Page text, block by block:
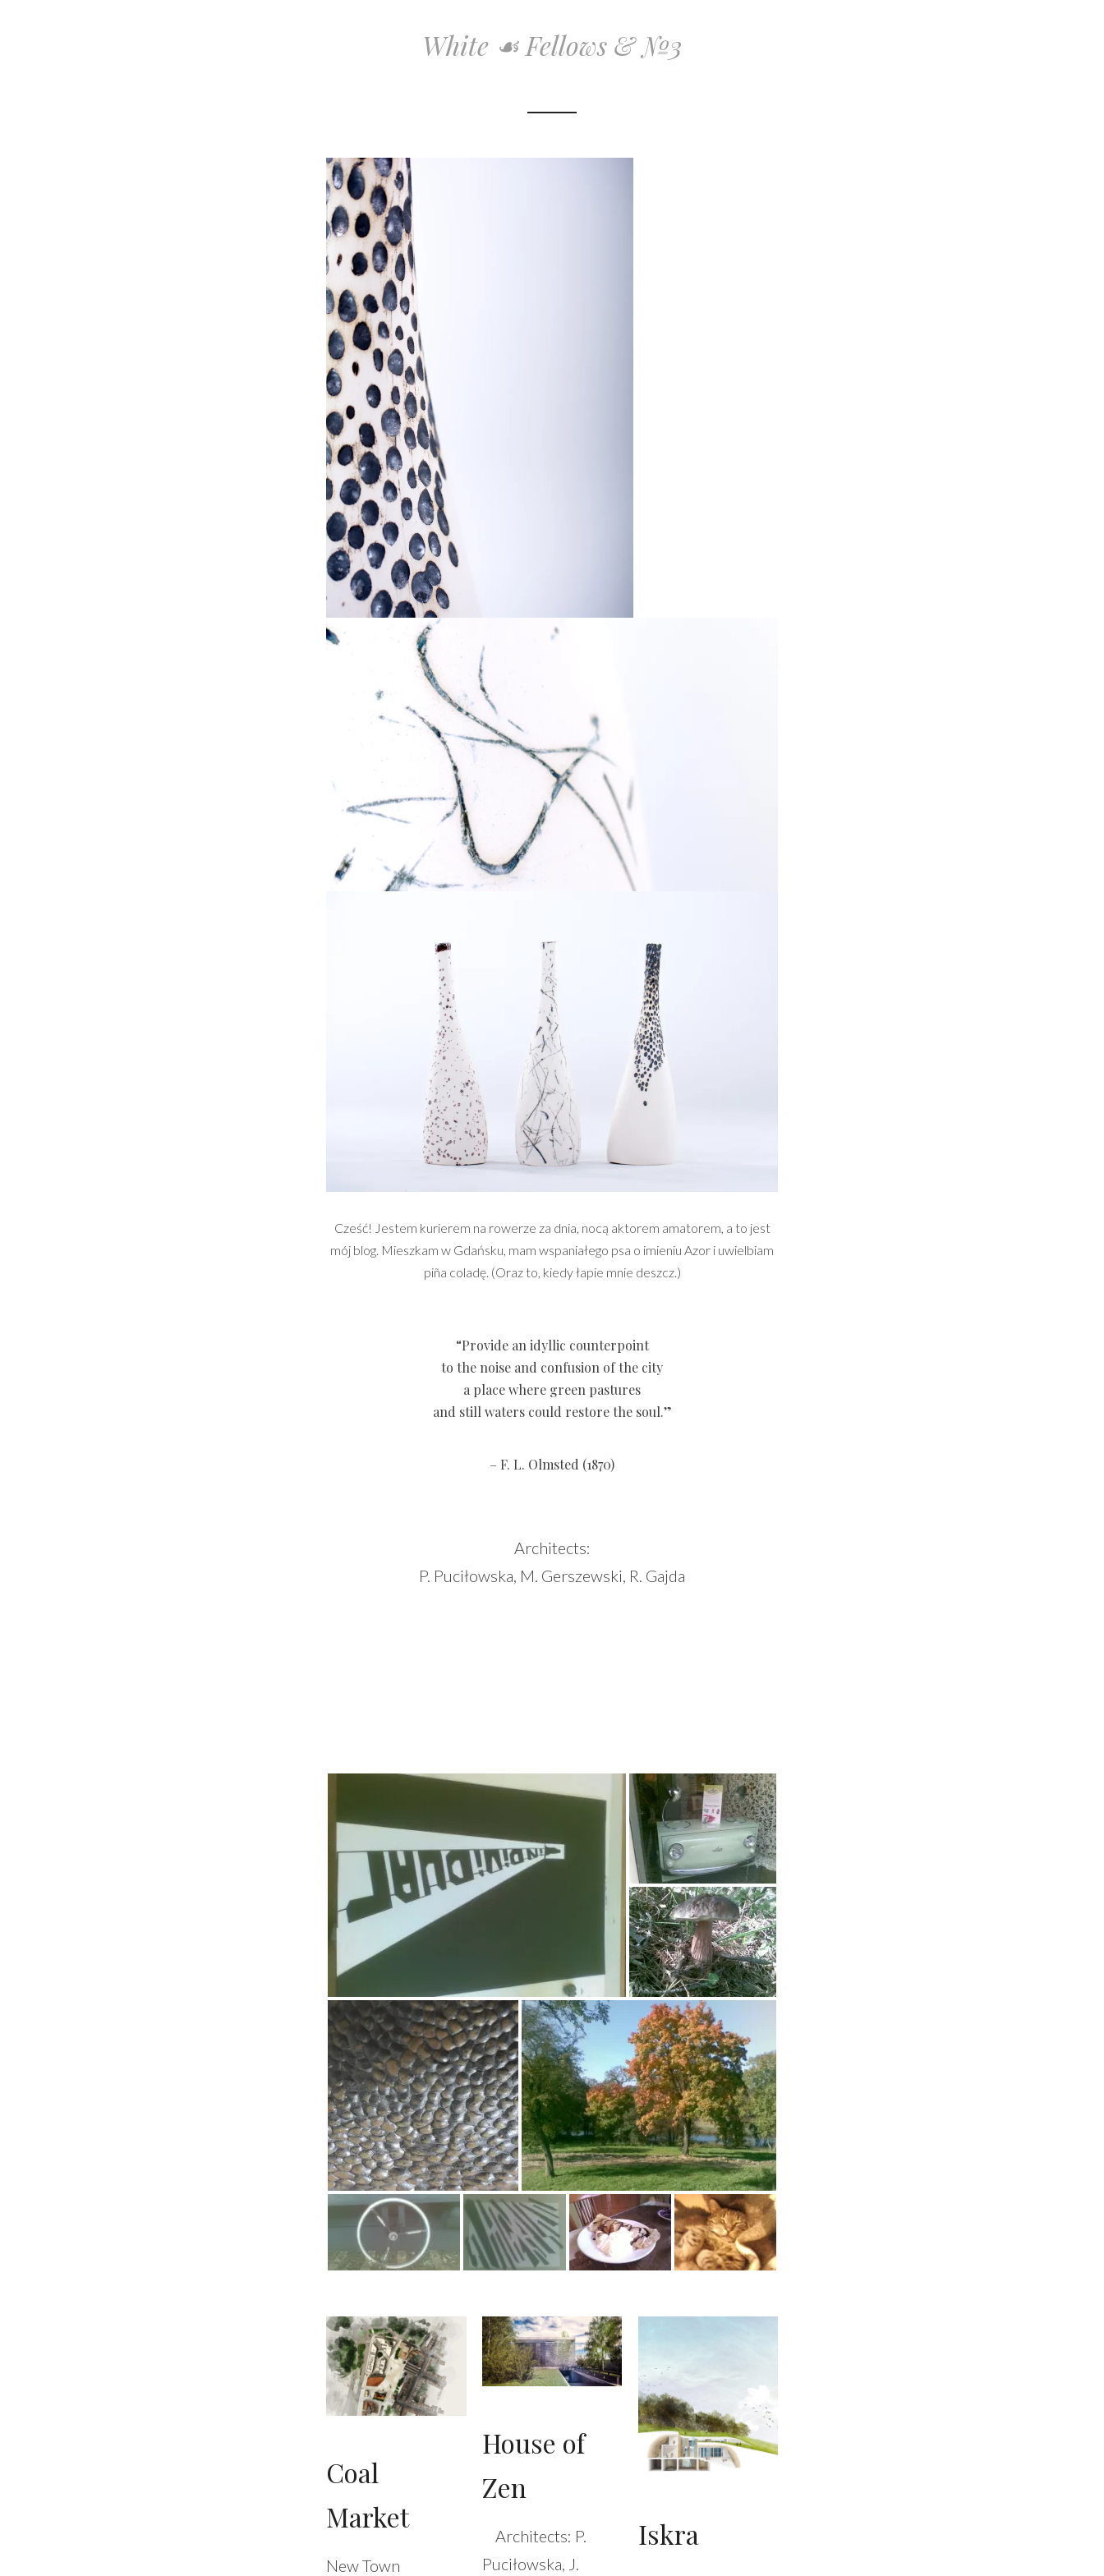
White ☙ Fellows & №3
Cześć! Jestem kurierem na rowerze za dnia, nocą aktorem amatorem, a to jest
mój blog. Mieszkam w Gdańsku, mam wspaniałego psa o imieniu Azor i uwielbiam
piña coladę. (Oraz to, kiedy łapie mnie deszcz.)
“Provide an idyllic counterpoint
to the noise and confusion of the city
a place where green pastures
and still waters could restore the soul.”
– F. L. Olmsted (1870)
Architects:
P. Puciłowska, M. Gerszewski, R. Gajda
Coal
Market
New Town
House of
Zen
Architects: P.
Puciłowska, J.
Iskra